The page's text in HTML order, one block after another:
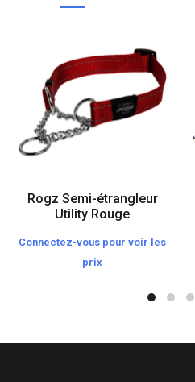
Rogz Semi-étrangleur
Utility Rouge
Connectez-vous pour voir les
prix